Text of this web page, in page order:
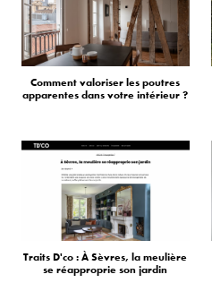
Comment valoriser les poutres
apparentes dans votre intérieur ?
Traits D'co : À Sèvres, la meulière
se réapproprie son jardin